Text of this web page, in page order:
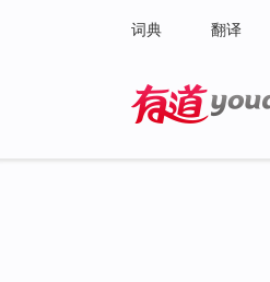
词典 翻译